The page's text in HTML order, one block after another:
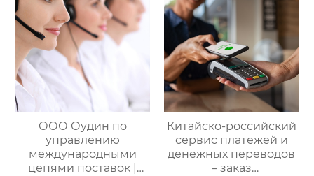
ООО Оудин по
управлению
международными
цепями поставок |
Китайско-российский
сервис платежей и
денежных переводов
– заказ